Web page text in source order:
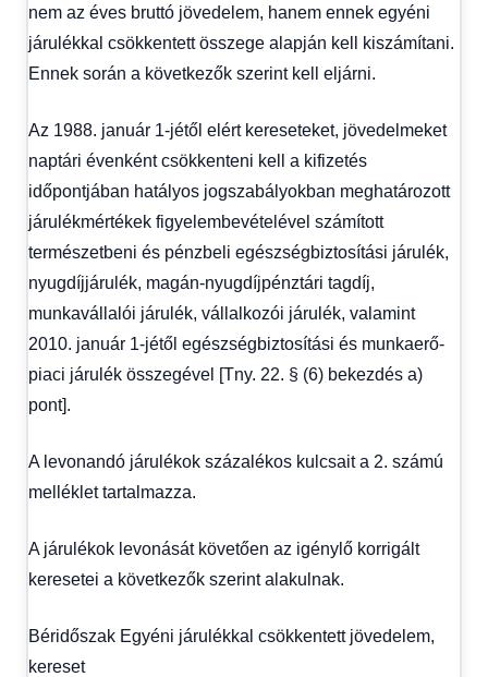
nem az éves bruttó jövedelem, hanem ennek egyéni
járulékkal csökkentett összege alapján kell kiszámítani.
Ennek során a következők szerint kell eljárni.
Az 1988. január 1-jétől elért kereseteket, jövedelmeket
naptári évenként csökkenteni kell a kifizetés
időpontjában hatályos jogszabályokban meghatározott
járulékmértékek figyelembevételével számított
természetbeni és pénzbeli egészségbiztosítási járulék,
nyugdíjjárulék, magán-nyugdíjpénztári tagdíj,
munkavállalói járulék, vállalkozói járulék, valamint
2010. január 1-jétől egészségbiztosítási és munkaerő-
piaci járulék összegével [Tny. 22. § (6) bekezdés a)
pont].
A levonandó járulékok százalékos kulcsait a 2. számú
melléklet tartalmazza.
A járulékok levonását követően az igénylő korrigált
keresetei a következők szerint alakulnak.
Béridőszak Egyéni járulékkal csökkentett jövedelem,
kereset